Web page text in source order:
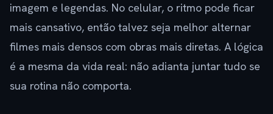
imagem e legendas. No celular, o ritmo pode ficar
mais cansativo, então talvez seja melhor alternar
filmes mais densos com obras mais diretas. A lógica
é a mesma da vida real: não adianta juntar tudo se
sua rotina não comporta.